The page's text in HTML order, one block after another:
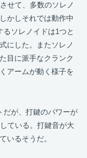
せて、多数のソレノ
かしそれでは動作中
ソレノイドは1つと
にした。またソレノ
目に派手なクランク
アームが動く様子を
だが、打鍵のパワーが
ている。打鍵音が大
いるそうだ。